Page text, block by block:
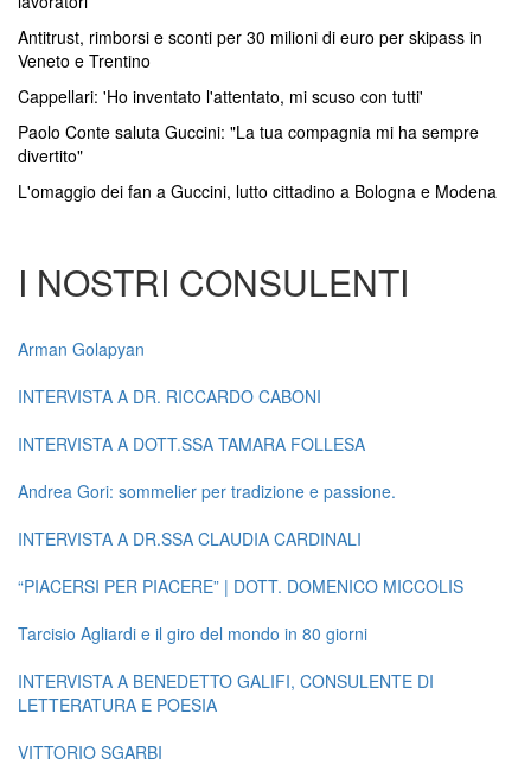
Antitrust, rimborsi e sconti per 30 milioni di euro per skipass in
Veneto e Trentino
Cappellari: 'Ho inventato l'attentato, mi scuso con tutti'
Paolo Conte saluta Guccini: "La tua compagnia mi ha sempre
divertito"
L'omaggio dei fan a Guccini, lutto cittadino a Bologna e Modena
I NOSTRI CONSULENTI
Arman Golapyan
INTERVISTA A DR. RICCARDO CABONI
INTERVISTA A DOTT.SSA TAMARA FOLLESA
Andrea Gori: sommelier per tradizione e passione.
INTERVISTA A DR.SSA CLAUDIA CARDINALI
“PIACERSI PER PIACERE” | DOTT. DOMENICO MICCOLIS
Tarcisio Agliardi e il giro del mondo in 80 giorni
INTERVISTA A BENEDETTO GALIFI, CONSULENTE DI
LETTERATURA E POESIA
VITTORIO SGARBI